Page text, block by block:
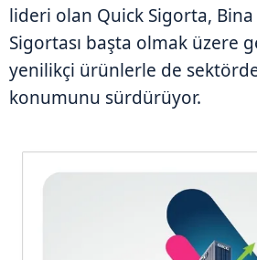
lideri olan Quick Sigorta,
Sigortası başta olmak üzere
yenilikçi ürünlerle de
konumunu sürdürüyor.